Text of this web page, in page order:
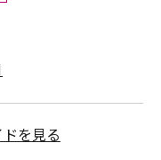
を見る